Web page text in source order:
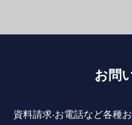
お問
資料請求‧お電話など各種